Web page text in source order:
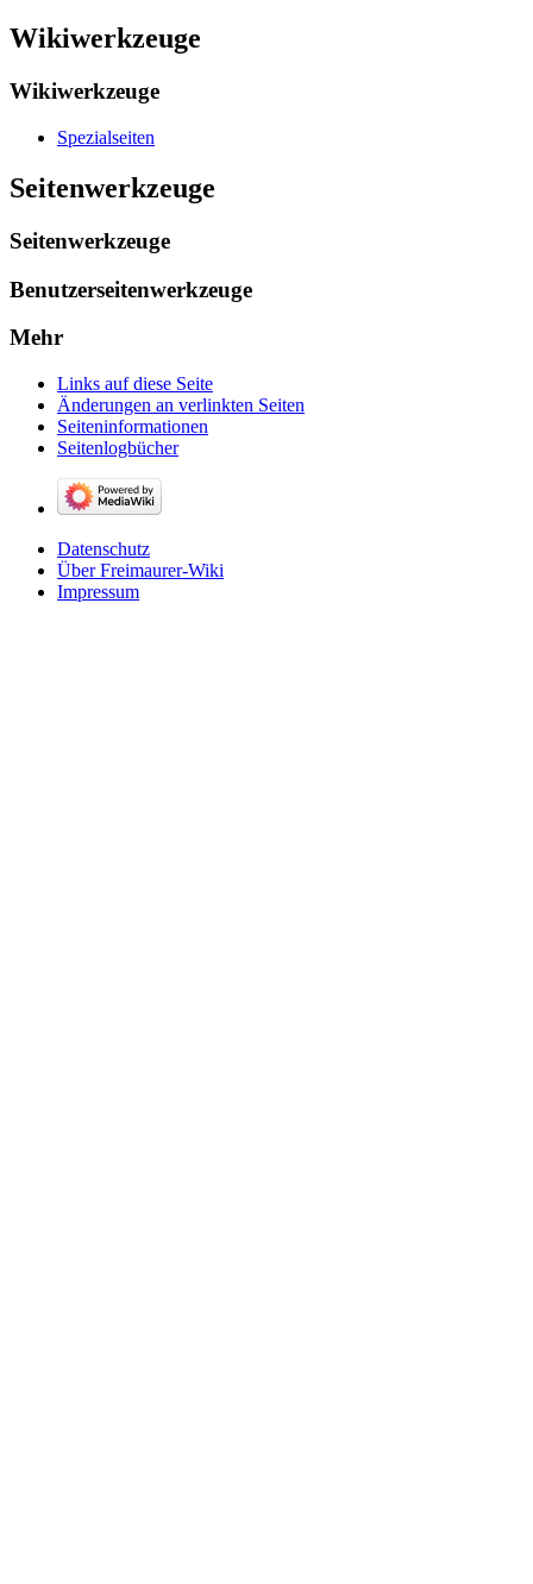
Wikiwerkzeuge
Wikiwerkzeuge
Spezialseiten
Seitenwerkzeuge
Seitenwerkzeuge
Benutzerseitenwerkzeuge
Mehr
Links auf diese Seite
Änderungen an verlinkten Seiten
Seiten­­informationen
Seitenlogbücher
Datenschutz
Über Freimaurer-Wiki
Impressum